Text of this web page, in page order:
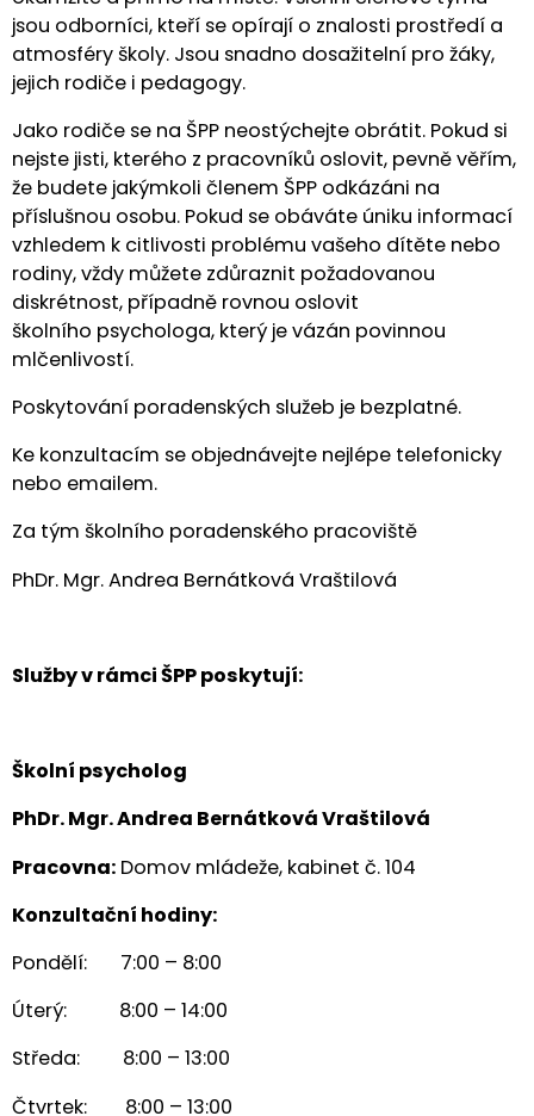
jsou odborníci, kteří se opírají o znalosti prostředí a
atmosféry školy. Jsou snadno dosažitelní pro žáky,
jejich rodiče i pedagogy.
Jako rodiče se na ŠPP neostýchejte obrátit. Pokud si
nejste jisti, kterého z pracovníků oslovit, pevně věřím,
že budete jakýmkoli členem ŠPP odkázáni na
příslušnou osobu. Pokud se obáváte úniku informací
vzhledem k citlivosti problému vašeho dítěte nebo
rodiny, vždy můžete zdůraznit požadovanou
diskrétnost, případně rovnou oslovit
školního psychologa, který je vázán povinnou
mlčenlivostí.
Poskytování poradenských služeb je bezplatné.
Ke konzultacím se objednávejte nejlépe telefonicky
nebo emailem.
Za tým školního poradenského pracoviště
PhDr. Mgr. Andrea Bernátková Vraštilová
Služby v rámci ŠPP poskytují:
Školní psycholog
PhDr. Mgr. Andrea Bernátková Vraštilová
Pracovna: Domov mládeže, kabinet č. 104
Konzultační hodiny:
Pondělí: 7:00 – 8:00
Úterý: 8:00 – 14:00
Středa: 8:00 – 13:00
Čtvrtek: 8:00 – 13:00